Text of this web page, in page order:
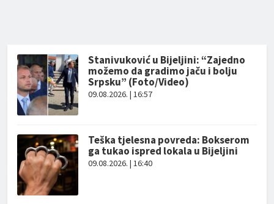
Stanivuković u Bijeljini: “Zajedno
možemo da gradimo jaču i bolju
Srpsku” (Foto/Video)
09.08.2026. | 16:57
Teška tjelesna povreda: Bokserom
ga tukao ispred lokala u Bijeljini
09.08.2026. | 16:40